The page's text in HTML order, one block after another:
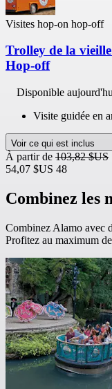
Visites hop-on hop-off
Trolley de la
Hop-off
Disponible
Visite guidée en
Voir ce qui est inclus
À partir de 103,82 $US
54,07 $US 48
Combinez les
Combinez Alamo avec
Profitez au maximum